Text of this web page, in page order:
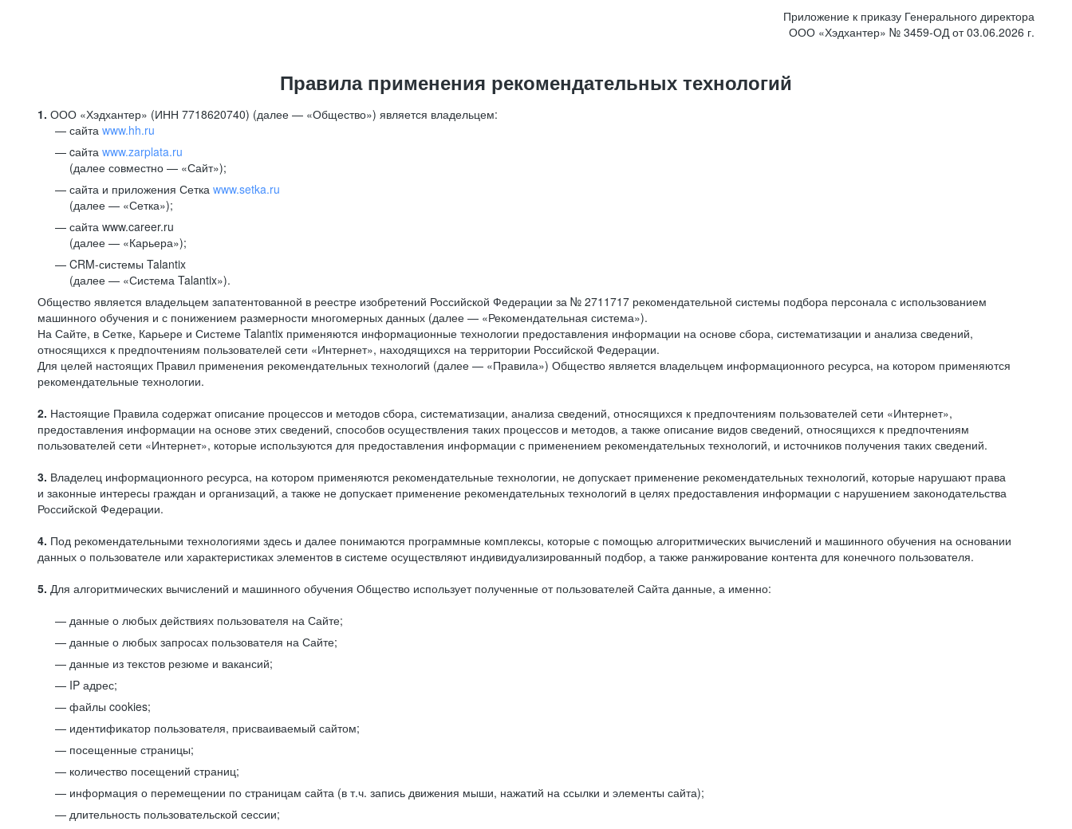
Приложение к приказу Генерального директора
ООО «Хэдхантер» № 3459-ОД от 03.06.2026 г.
Правила применения рекомендательных технологий
1. ООО «Хэдхантер» (ИНН 7718620740) (далее — «Общество») является владельцем:
сайта www.hh.ru
cайта www.zarplata.ru
(далее совместно — «Сайт»);
сайта и приложения Сетка www.setka.ru
(далее — «Сетка»);
сайта www.career.ru
(далее — «Карьера»);
CRM-системы Talantix
(далее — «Система Talantix»).
Общество является владельцем запатентованной в реестре изобретений Российской Федерации за № 2711717 рекомендательной системы подбора персонала с использованием
машинного обучения и с понижением размерности многомерных данных (далее — «Рекомендательная система»).
На Сайте, в Сетке, Карьере и Системе Talantix применяются информационные технологии предоставления информации на основе сбора, систематизации и анализа сведений,
относящихся к предпочтениям пользователей сети «Интернет», находящихся на территории Российской Федерации.
Для целей настоящих Правил применения рекомендательных технологий (далее — «Правила») Общество является владельцем информационного ресурса, на котором применяются
рекомендательные технологии.
2. Настоящие Правила содержат описание процессов и методов сбора, систематизации, анализа сведений, относящихся к предпочтениям пользователей сети «Интернет»,
предоставления информации на основе этих сведений, способов осуществления таких процессов и методов, а также описание видов сведений, относящихся к предпочтениям
пользователей сети «Интернет», которые используются для предоставления информации с применением рекомендательных технологий, и источников получения таких сведений.
3. Владелец информационного ресурса, на котором применяются рекомендательные технологии, не допускает применение рекомендательных технологий, которые нарушают права
и законные интересы граждан и организаций, а также не допускает применение рекомендательных технологий в целях предоставления информации с нарушением законодательства
Российской Федерации.
4. Под рекомендательными технологиями здесь и далее понимаются программные комплексы, которые с помощью алгоритмических вычислений и машинного обучения на основании
данных о пользователе или характеристиках элементов в системе осуществляют индивидуализированный подбор, а также ранжирование контента для конечного пользователя.
5. Для алгоритмических вычислений и машинного обучения Общество использует полученные от пользователей Сайта данные, а именно:
данные о любых действиях пользователя на Сайте;
данные о любых запросах пользователя на Сайте;
данные из текстов резюме и вакансий;
IP адрес;
файлы cookies;
идентификатор пользователя, присваиваемый сайтом;
посещенные страницы;
количество посещений страниц;
информация о перемещении по страницам сайта (в т.ч. запись движения мыши, нажатий на ссылки и элементы сайта);
длительность пользовательской сессии;